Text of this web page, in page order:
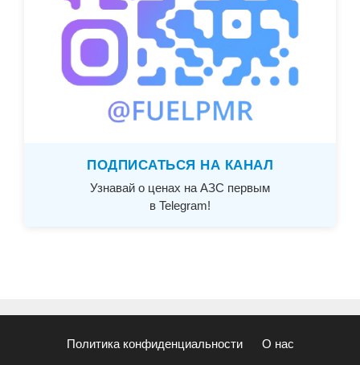
ПОДПИСАТЬСЯ НА КАНАЛ
Узнавай о ценах на АЗС первым
в Telegram!
Политика конфиденциальности О нас